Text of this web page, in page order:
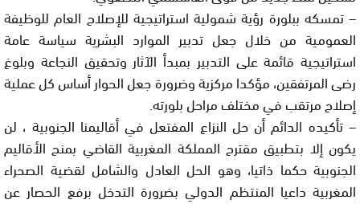
– تمسكه ببلورة رؤية شمولية استراتيجية للإصلاح العام للوظيفة
العمومية من خلال جعل تدبير الموارد البشرية سياسة عامة
استراتيجية قائمة على التدبير بمبدأ الآثار وتحقيق النجاعة وبلوغ
رضى المرتفقين، مؤكدا مركزية وضرورة جعل الحوار أساس كل عملية
إصلاح مرتقب في مختلف مراحل بلورته.
– تأكيده الدائم أن حل النزاع المفتعل في أقاليمنا الجنوبية ، لن
يكون إلا بتطبيق مقترح المملكة المغربية القاضي بمنح الأقاليم
الجنوبية حكما ذاتيا، وهو الحل العادل والشامل لقضية الصحراء
المغربية داعيا المنتظم الدولي بضرورة التدخل برفع الحصار عن